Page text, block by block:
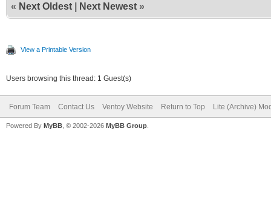
« Next Oldest Next Newest »
View a Printable Version
Users browsing this thread: 1 Guest(s)
Forum Team Contact Us Ventoy Website Return to Top Lite (Archive)
Powered By MyBB , © 2002-2026 MyBB Group